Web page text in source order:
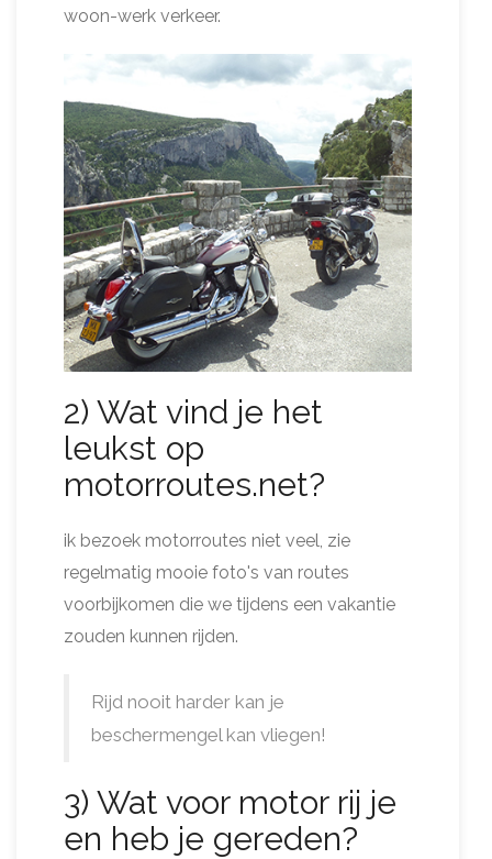
woon-werk verkeer.
2) Wat vind je het
leukst op
motorroutes.net?
ik bezoek motorroutes niet veel, zie
regelmatig mooie foto's van routes
voorbijkomen die we tijdens een vakantie
zouden kunnen rijden.
Rijd nooit harder kan je
beschermengel kan vliegen!
3) Wat voor motor rij je
en heb je gereden?